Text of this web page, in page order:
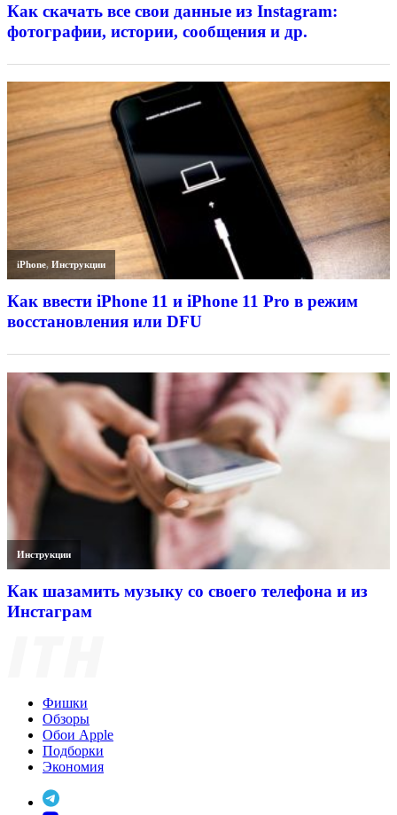
Как скачать все свои данные из Instagram:
фотографии, истории, сообщения и др.
iPhone,Инструкции
Как ввести iPhone 11 и iPhone 11 Pro в режим
восстановления или DFU
Инструкции
Как шазамить музыку со своего телефона и из
Инстаграм
Фишки
Обзоры
Обои Apple
Подборки
Экономия